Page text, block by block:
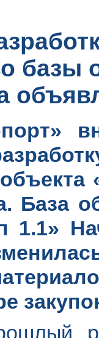
базы
База
1.1»